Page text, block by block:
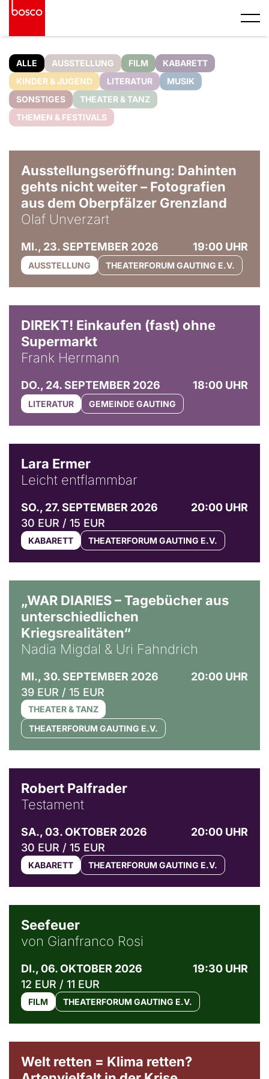
ALLE AUSSTELLUNG FILM
KABARETT
KINDER & JUGEND
LITERATUR
MUSIK
SONSTIGES
THEATER & TANZ
THEMEN & FESTIVALS
Ausstellungseröffnung: Dahinten
gehts nicht weiter – Fotografien
aus dem Oberpfälzer Grenzland
Olaf Unverzart
MI., 23. SEPTEMBER 2026 19:00 UHR
AUSSTELLUNG THEATERFORUM GAUTING E.V.
DIREKT! Einkaufen (fast) ohne
Supermarkt
Frank Herrmann
DO., 24. SEPTEMBER 2026 18:00 UHR
LITERATUR GEMEINDE GAUTING
Lara Ermer
Leicht entflammbar
SO., 27. SEPTEMBER 2026
20:00 UHR
30 EUR / 15 EUR
KABARETT THEATERFORUM GAUTING E.V.
„WAR DIARIES – Tagebücher aus
unterschiedlichen
Kriegsrealitäten“
Nadia Migdal & Uri Fahndrich
MI., 30. SEPTEMBER 2026
20:00 UHR
39 EUR / 15 EUR
THEATER & TANZ
THEATERFORUM GAUTING E.V.
Robert Palfrader
Testament
SA., 03. OKTOBER 2026
20:00 UHR
30 EUR / 15 EUR
KABARETT THEATERFORUM GAUTING E.V.
Seefeuer
von Gianfranco Rosi
DI., 06. OKTOBER 2026
19:30 UHR
12 EUR / 11 EUR
FILM THEATERFORUM GAUTING E.V.
Welt retten = Klima retten?